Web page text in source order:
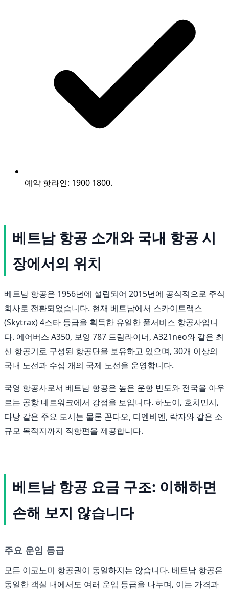
예약 핫라인: 1900 1800.
베트남 항공 소개와 국내 항공 시
장에서의 위치
베트남 항공은 1956년에 설립되어 2015년에 공식적으로 주식
회사로 전환되었습니다. 현재 베트남에서 스카이트랙스
(Skytrax) 4스타 등급을 획득한 유일한 풀서비스 항공사입니
다. 에어버스 A350, 보잉 787 드림라이너, A321neo와 같은 최
신 항공기로 구성된 항공단을 보유하고 있으며, 30개 이상의
국내 노선과 수십 개의 국제 노선을 운영합니다.
국영 항공사로서 베트남 항공은 높은 운항 빈도와 전국을 아우
르는 공항 네트워크에서 강점을 보입니다. 하노이, 호치민시,
다낭 같은 주요 도시는 물론 꼰다오, 디엔비엔, 락자와 같은 소
규모 목적지까지 직항편을 제공합니다.
베트남 항공 요금 구조: 이해하면
손해 보지 않습니다
주요 운임 등급
모든 이코노미 항공권이 동일하지는 않습니다. 베트남 항공은
동일한 객실 내에서도 여러 운임 등급을 나누며, 이는 가격과